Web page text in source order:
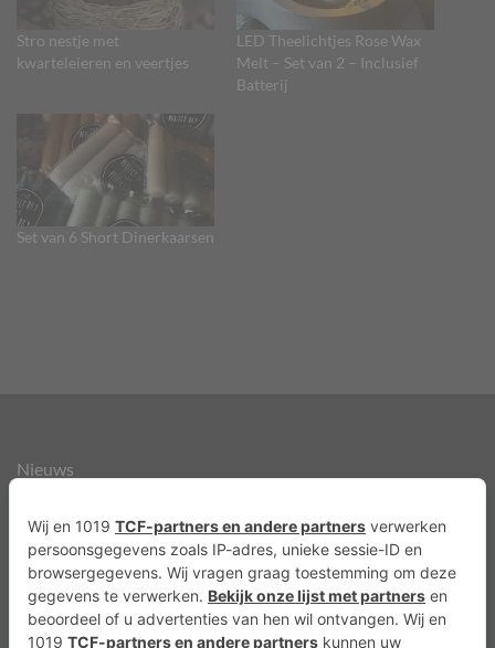
Stro nestje met
kwarteleieren en veertjes
LED Theelichtjes Rose Wax
Melt – Set van 2 – Inclusief
Batterij
Set van 6 Short Dinerkaarsen
Nieuws
Over ons
Agenda